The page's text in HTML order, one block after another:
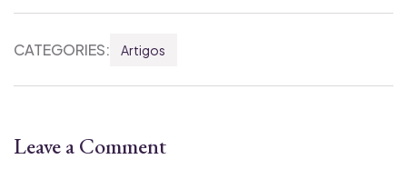
CATEGORIES: Artigos
Leave a Comment